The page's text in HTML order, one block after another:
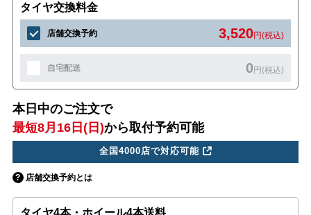
タイヤ交換料金
店舗交換予約 3,520円(税込)
自宅配送 0円(税込)
本日中のご注文で
最短8月16日(日)から取付予約可能
全国4000店で対応可能
店舗交換予約とは
タイヤ4本・ホイール4本送料